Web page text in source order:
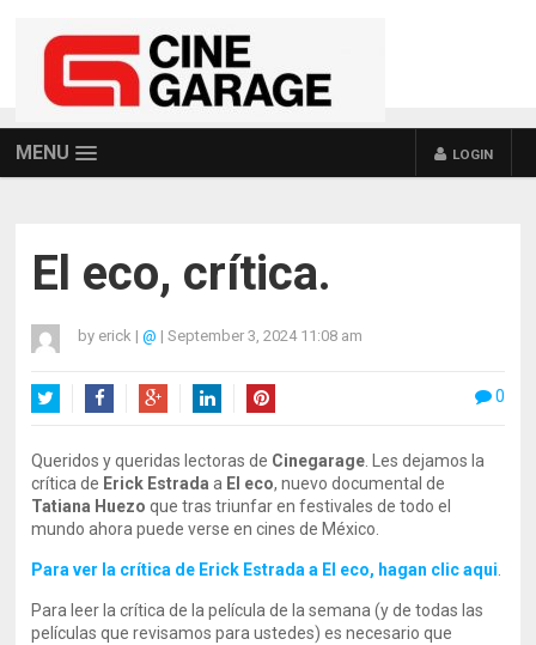
MENU LOGIN
El eco, crítica.
by erick | @ | September 3, 2024 11:08 am
0
Queridos y queridas lectoras de Cinegarage . Les dejamos la
crítica de Erick Estrada a El eco, nuevo documental de
Tatiana Huezo que tras triunfar en festivales de todo el
mundo ahora puede verse en cines de México.
Para ver la crítica de Erick Estrada a El eco, hagan clic aqui
Para leer la crítica de la película de la semana (y de todas las
películas que revisamos para ustedes) es necesario que